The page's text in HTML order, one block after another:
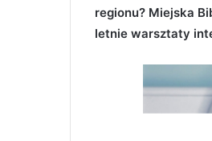
regionu? Miejska
letnie warsztaty